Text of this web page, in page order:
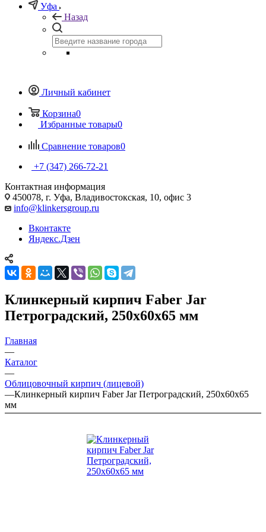
Уфа
Назад
Личный кабинет
Корзина0
Избранные товары0
Сравнение товаров0
+7 (347) 266-72-21
Контактная информация
450078, г. Уфа, Владивостокская, 10, офис 3
info@klinkersgroup.ru
Вконтакте
Яндекс.Дзен
Клинкерный кирпич Faber Jar
Петроградский, 250х60х65 мм
Главная
—
Каталог
—
Облицовочный кирпич (лицевой)
—Клинкерный кирпич Faber Jar Петроградский, 250х60х65
мм